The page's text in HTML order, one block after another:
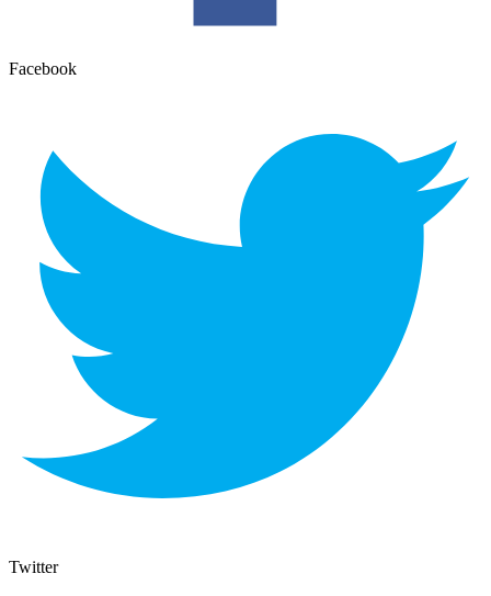
Facebook
Twitter